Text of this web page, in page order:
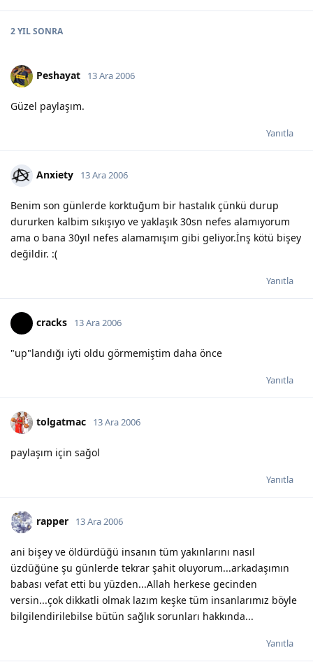
2 YILSONRA
Peshayat 13 Ara 2006
Güzel paylaşım.
Yanıtla
Anxiety 13 Ara 2006
Benim son günlerde korktuğum bir hastalık çünkü durup
dururken kalbim sıkışıyo ve yaklaşık 30sn nefes alamıyorum
ama o bana 30yıl nefes alamamışım gibi geliyor.İnş kötü bişey
değildir. :(
Yanıtla
cracks 13 Ara 2006
"up"landığı iyti oldu görmemiştim daha önce
Yanıtla
tolgatmac 13 Ara 2006
paylaşım için sağol
Yanıtla
rapper 13 Ara 2006
ani bişey ve öldürdüğü insanın tüm yakınlarını nasıl
üzdüğüne şu günlerde tekrar şahit oluyorum...arkadaşımın
babası vefat etti bu yüzden...Allah herkese gecinden
versin...çok dikkatli olmak lazım keşke tüm insanlarımız böyle
bilgilendirilebilse bütün sağlık sorunları hakkında...
Yanıtla